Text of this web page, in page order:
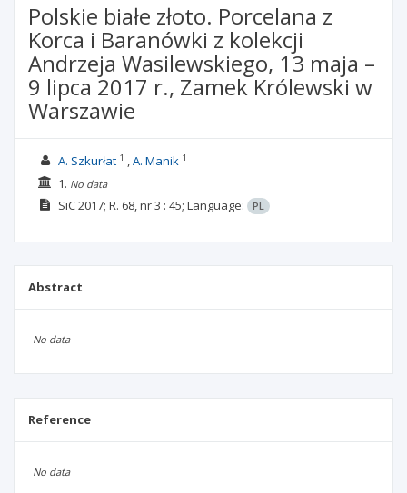
Polskie białe złoto. Porcelana z
Korca i Baranówki z kolekcji
Andrzeja Wasilewskiego, 13 maja –
9 lipca 2017 r., Zamek Królewski w
Warszawie
A. Szkurłat1 A. Manik 1
1. No data
SiC2017; R. 68, nr 3 : 45; Language: PL
Abstract
No data
Reference
No data